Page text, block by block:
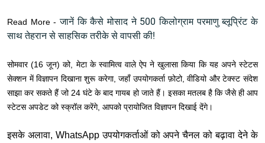
Read More -जानें कि कैसे मोसाद ने 500 किलोग्राम परमाणु ब्लूप्रिंट के
साथ तेहरान से साहसिक तरीके से वापसी की!
सोमवार (16 जून) को, मेटा के स्वामित्व वाले ऐप ने खुलासा किया कि यह अपने स्टेटस
सेक्शन में विज्ञापन दिखाना शुरू करेगा, जहाँ उपयोगकर्ता फ़ोटो, वीडियो और टेक्स्ट संदेश
साझा कर सकते हैं जो 24 घंटे के बाद गायब हो जाते हैं। इसका मतलब है कि जैसे ही आप
स्टेटस अपडेट को स्क्रॉल करेंगे, आपको प्रायोजित विज्ञापन दिखाई देंगे।
इसके अलावा, WhatsApp उपयोगकर्ताओं को अपने चैनल को बढ़ावा देने के